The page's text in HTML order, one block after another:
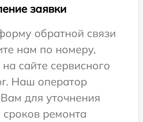
заявки
обратной связи
нам по номеру,
сайте сервисного
Наш оператор
для уточнения
сроков ремонта